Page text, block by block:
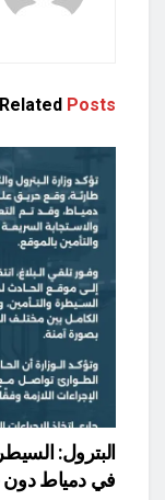
Related Posts
البترول:
في دمياط دون